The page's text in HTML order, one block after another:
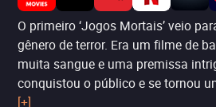
O primeiro ‘Jogos Mortais’ veio
gênero de terror. Era um filme de
muita sangue e uma premissa
conquistou o público e se tornou
(sim, oito) produções. Como é de
[+]